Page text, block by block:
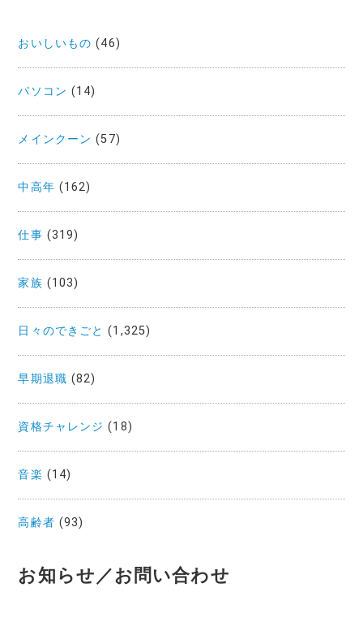
おいしいもの (46)
パソコン (14)
メインクーン (57)
中高年 (162)
仕事 (319)
家族 (103)
日々のできごと (1,325)
早期退職 (82)
資格チャレンジ (18)
音楽 (14)
高齢者 (93)
お知らせ／お問い合わせ